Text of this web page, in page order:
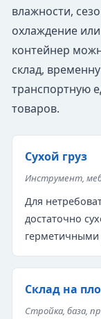
влажности,
охлаждение
контейнер
склад,
транспортную
товаров.
Сухой груз
Инструмент,
Для
достаточно
Склад на
Стройка, база,